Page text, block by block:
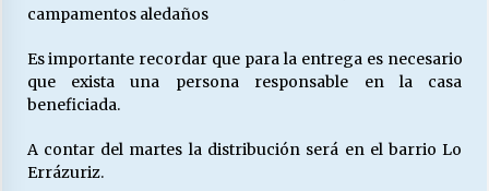
Chile y sus segmentos de la riqueza
06/04/2026
campamentos aledaños
Es importante recordar que para la entrega es necesario
que exista una persona responsable en la casa
beneficiada.
A contar del martes la distribución será en el barrio Lo
Errázuriz.